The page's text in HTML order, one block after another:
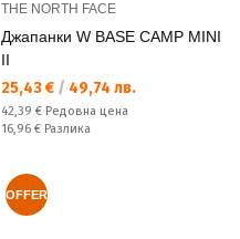
THE NORTH FACE
Джапанки W BASE CAMP MINI
II
Текуща цена:
25,43 € / 49,74 лв.
Редовна цена:
42,39 € Редовна цена
Спестявате:
16,96 € Разлика
OFFER